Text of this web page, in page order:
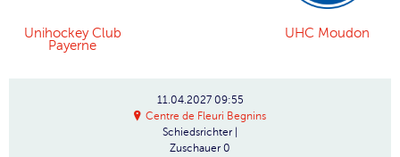
Unihockey Club
Payerne
UHC Moudon
11.04.2027 09:55
Centre de Fleuri Begnins
Schiedsrichter
Zuschauer 0